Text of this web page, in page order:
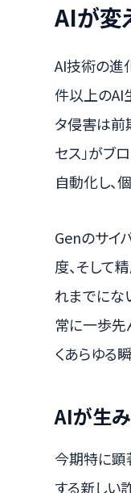
AIが変
AI技術の進
件以上のAI
タ侵害は前
セス」がブ
自動化し、
Genのサイ
度、そして
れまでにな
常に一歩先
くあらゆる
AIが生
今期特に顕
する新しい